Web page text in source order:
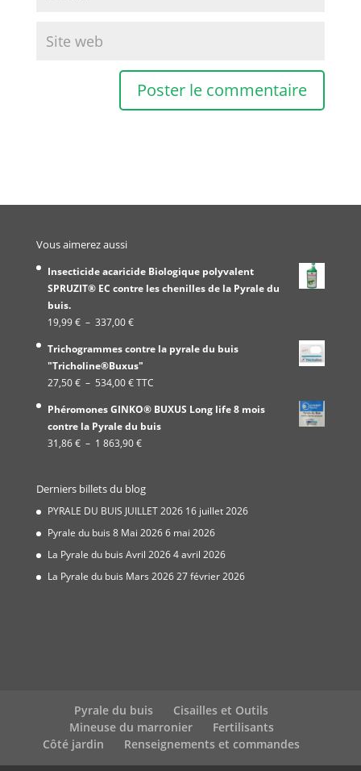
Vous aimerez aussi
Insecticide acaricide Biologique polyvalent
SPRUZIT® EC contre les chenilles de la Pyrale du
buis.
19,99€ – 337,00€Plage
prix :
19,99 €
à
337,00 €
Trichogrammes contre la pyrale du buis
"Tricholine®Buxus"
27,50€ – 534,00€Plage
prix :
27,50 €
à
TTC
Phéromones GINKO® BUXUS Long life 8 mois
contre la Pyrale du buis
31,86€ – 1 863,90€Plage
31,86 €
à
1
Derniers billets du blog
PYRALE DU BUIS JUILLET 2026 16 juillet 2026
Pyrale du buis 8 Mai 20266 mai 2026
La Pyrale du buis Avril 20264 avril 2026
La Pyrale du buis Mars 202627 février 2026
Pyrale du buis
Cisailles et Outils
Mineuse du marronier
Fertilisants
Côté jardin
Renseignements et commandes